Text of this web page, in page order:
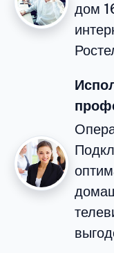
дом